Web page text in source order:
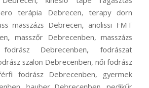
terápia Debrecen, terapy dorn
masszázs Debrecen, anolissi FMT
masszőr Debrecenben, masszázs
fodrász Debrecenben, fodrászat
szalon Debrecenben, női fodrász
fodrász Debrecenben, gyermek